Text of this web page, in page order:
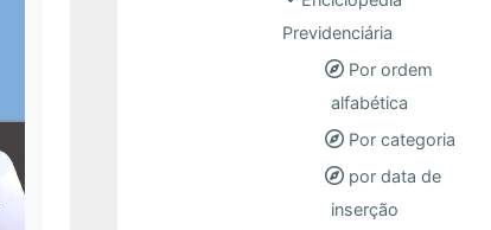
Previdenciária
Por ordem
alfabética
Por categoria
por data de
inserção